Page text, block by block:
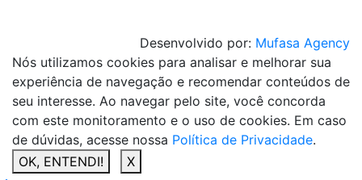
Desenvolvido por: Mufasa Agency
Nós utilizamos cookies para analisar e melhorar sua
experiência de navegação e recomendar conteúdos de
seu interesse. Ao navegar pelo site, você concorda
com este monitoramento e o uso de cookies. Em caso
de dúvidas, acesse nossa Política de Privacidade.
OK, ENTENDI!
X